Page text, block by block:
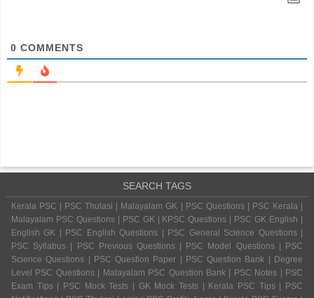
0 COMMENTS
SEARCH TAGS
Kerala PSC | PSC Thulasi | Malayalam GK | PSC Questions | PSC Kerala |
Malayalam PSC Questions | PSC GK | KPSC Questions | PSC GK English |
English GK | PSC English Questions | PSC General Science Questions |
PSC Syllabus | PSC Previous Questions | PSC Model Questions | PSC
Science Questions | PSC Question Paper | PSC Question Bank | Degree
Level PSC Questions | Malayalam PSC Question Bank | PSC Notes | PSC
Exam Tips | PSC Mock Tests | GK Mock Tests | Kerala PSC Tips | PSC